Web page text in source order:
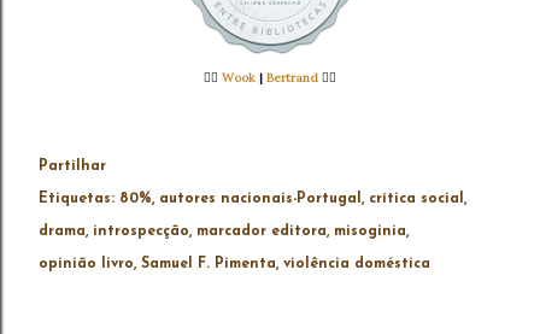
👉🏻 Wook | Bertrand 👈🏻
Partilhar
Etiquetas: 80% autores nacionais-Portugal crítica social
drama introspecção marcador editora misoginia
opinião livro Samuel F. Pimenta violência doméstica